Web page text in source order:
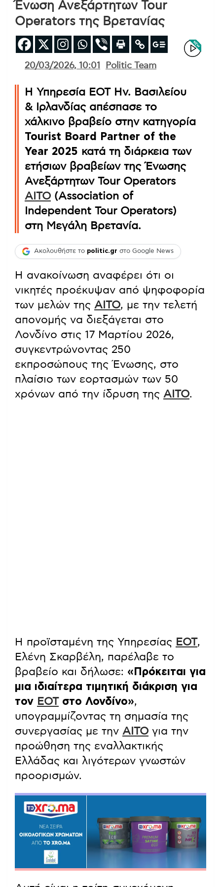
Ένωση Ανεξάρτητων Tour
Operators της Βρετανίας
20/03/2026, 10:01 Politic Team
Η Υπηρεσία ΕΟΤ Ην. Βασιλείου
& Ιρλανδίας απέσπασε το
χάλκινο βραβείο στην κατηγορία
Tourist Board Partner of the
Year 2025 κατά τη διάρκεια των
ετήσιων βραβείων της Ένωσης
Ανεξάρτητων Tour Operators
AITO (Association of
Independent Tour Operators)
στη Μεγάλη Βρετανία.
Ακολουθήστε το politic.gr στο Google News
Η ανακοίνωση αναφέρει ότι οι
νικητές προέκυψαν από ψηφοφορία
των μελών της AITO, με την τελετή
απονομής να διεξάγεται στο
Λονδίνο στις 17 Μαρτίου 2026,
συγκεντρώνοντας 250
εκπροσώπους της Ένωσης, στο
πλαίσιο των εορτασμών των 50
χρόνων από την ίδρυση της AITO.
Η προϊσταμένη της Υπηρεσίας ΕΟΤ,
Ελένη Σκαρβέλη, παρέλαβε το
βραβείο και δήλωσε: «Πρόκειται για
μια ιδιαίτερα τιμητική διάκριση για
τον ΕΟΤστο Λονδίνο»,
υπογραμμίζοντας τη σημασία της
συνεργασίας με την AITO για την
προώθηση της εναλλακτικής
Ελλάδας και λιγότερων γνωστών
προορισμών.